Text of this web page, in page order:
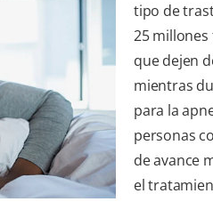
tipo de
25
que dejen
mientras
para la
personas
de avance
el